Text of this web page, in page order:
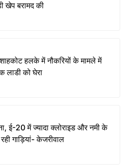
खेप बरामद की
हलके में नौकरियों के मामले में
लाडी को घेरा
ई-20 में ज्यादा क्लोराइड और नमी के
गाड़ियां- केजरीवाल